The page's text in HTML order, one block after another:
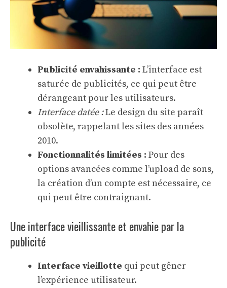
Publicité envahissante : L’interface est
saturée de publicités, ce qui peut être
dérangeant pour les utilisateurs.
Interface datée :Le design du site paraît
obsolète, rappelant les sites des années
2010.
Fonctionnalités limitées : Pour des
options avancées comme l’upload de sons,
la création d’un compte est nécessaire, ce
qui peut être contraignant.
Une interface vieillissante et envahie par la
publicité
Interface vieillotte qui peut gêner
l’expérience utilisateur.